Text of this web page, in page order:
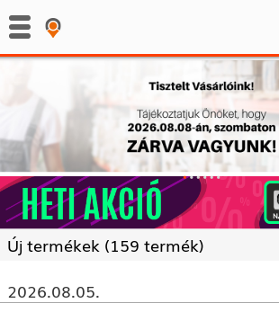
Új termékek (159 termék)
2026.08.05.